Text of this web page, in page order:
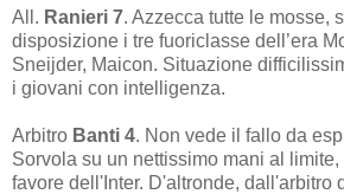
All. Ranieri 7. Azzecca tutte le mosse,
disposizione i tre fuoriclasse dell’era
Sneijder, Maicon. Situazione
i giovani con intelligenza.
Arbitro Banti 4. Non vede il fallo da
Sorvola su un nettissimo mani al limite,
favore dell'Inter. D'altronde, dall'arbitro